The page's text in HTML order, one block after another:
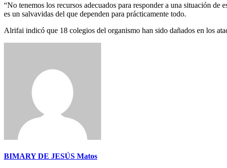
“No tenemos los recursos adecuados para responder a una situación
es un salvavidas del que dependen para prácticamente todo.
Alrifai indicó que 18 colegios del organismo han sido dañados en los
BIMARY DE JESÚS Matos